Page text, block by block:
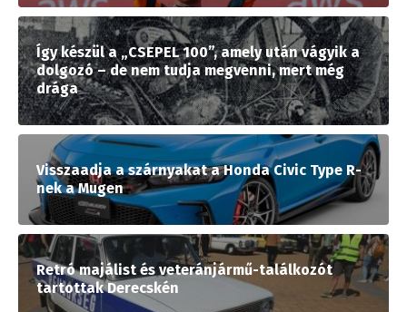
Így készül a „CSEPEL 100”, amely után vágyik a
dolgozó – de nem tudja megvenni, mert még
drága
Visszaadja a szárnyakat a Honda Civic Type R-
nek a Mugen
Retró majálist és veteránjármű-találkozót
tartottak Derecskén